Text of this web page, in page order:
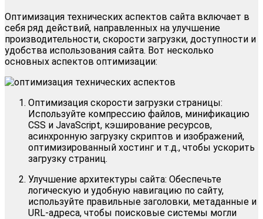
Оптимизация технических аспектов сайта включает в
себя ряд действий, направленных на улучшение
производительности, скорости загрузки, доступности и
удобства использования сайта. Вот несколько
основных аспектов оптимизации:
Оптимизация скорости загрузки страницы:
Используйте компрессию файлов, минификацию
CSS и JavaScript, кэширование ресурсов,
асинхронную загрузку скриптов и изображений,
оптимизированный хостинг и т.д., чтобы ускорить
загрузку страниц.
Улучшение архитектуры сайта: Обеспечьте
логическую и удобную навигацию по сайту,
используйте правильные заголовки, метаданные и
URL-адреса, чтобы поисковые системы могли